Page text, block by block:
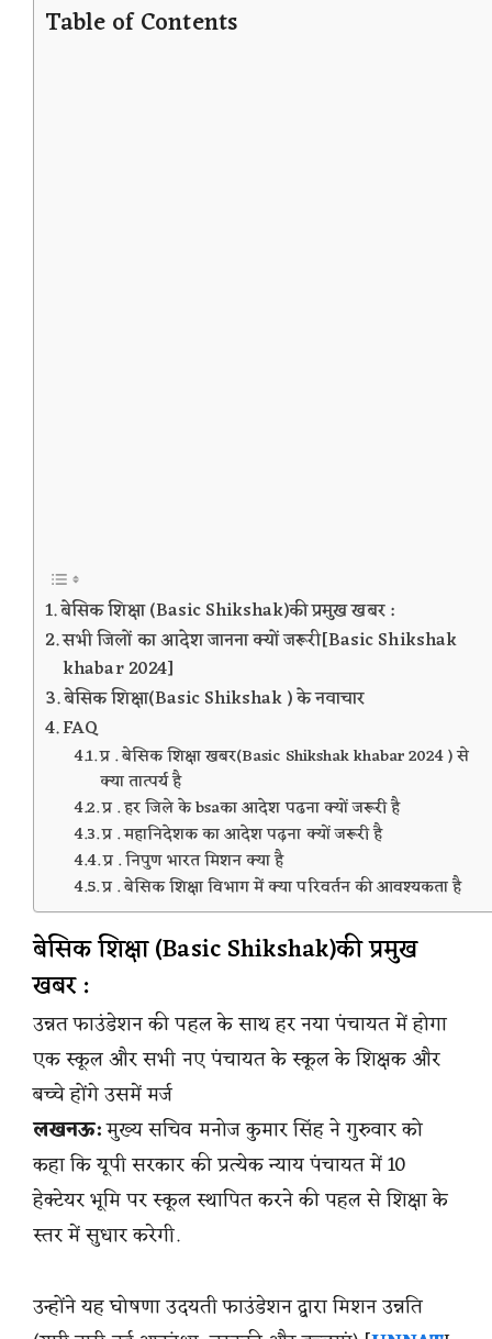
Table of Contents
बेसिक शिक्षा (Basic Shikshak)की प्रमुख खबर :
सभी जिलों का आदेश जानना क्यों जरूरी[Basic Shikshak
khabar 2024]
बेसिक शिक्षा(Basic Shikshak ) के नवाचार
FAQ
प्र . बेसिक शिक्षा खबर(Basic Shikshak khabar 2024 ) से
क्या तात्पर्य है
प्र . हर जिले के bsaका आदेश पढना क्यों जरूरी है
प्र . महानिदेशक का आदेश पढ़ना क्यों जरूरी है
प्र . निपुण भारत मिशन क्या है
प्र . बेसिक शिक्षा विभाग में क्या परिवर्तन की आवश्यकता है
बेसिक शिक्षा (Basic Shikshak)की प्रमुख
खबर :
उन्नत फाउंडेशन की पहल के साथ हर नया पंचायत में होगा
एक स्कूल और सभी नए पंचायत के स्कूल के शिक्षक और
बच्चे होंगे उसमें मर्ज
लखनऊ:मुख्य सचिव मनोज कुमार सिंह ने गुरुवार को
कहा कि यूपी सरकार की प्रत्येक न्याय पंचायत में 10
हेक्टेयर भूमि पर स्कूल स्थापित करने की पहल से शिक्षा के
स्तर में सुधार करेगी.
उन्होंने यह घोषणा उदयती फाउंडेशन द्वारा मिशन उन्नति